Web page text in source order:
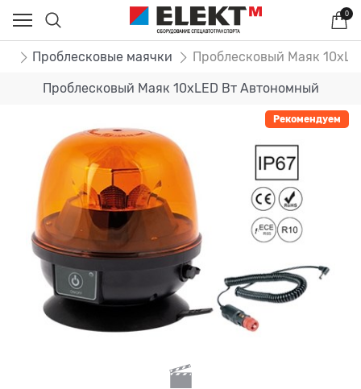
0
Проблесковые маячки Проблесковый Маяк
Проблесковый Маяк 10хLED Вт Автономный
Рекомендуем